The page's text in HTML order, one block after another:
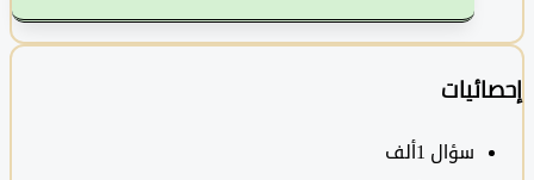
سؤال1ألف